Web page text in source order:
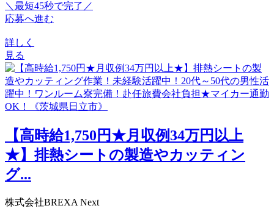
＼最短45秒で完了／
応募へ進む
詳しく
見る
【高時給1,750円★月収例34万円以上
★】排熱シートの製造やカッティン
グ...
株式会社BREXA Next